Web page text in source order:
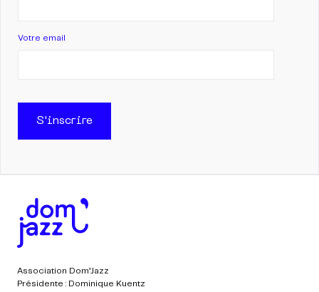
Votre email
S'inscrire
Association Dom’Jazz
Présidente : Dominique Kuentz